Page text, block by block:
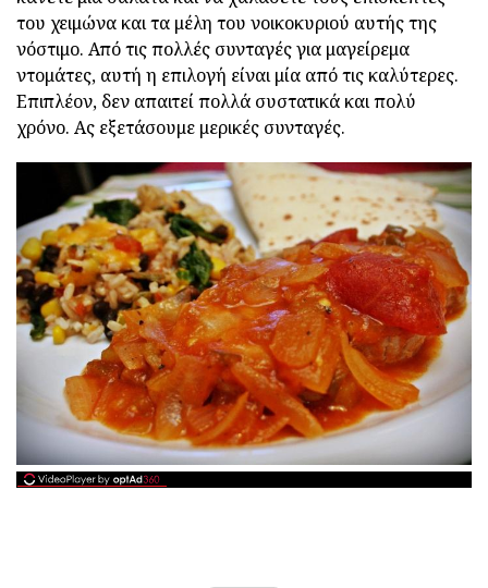
του χειμώνα και τα μέλη του νοικοκυριού αυτής της
νόστιμο. Από τις πολλές συνταγές για μαγείρεμα
ντομάτες, αυτή η επιλογή είναι μία από τις καλύτερες.
Επιπλέον, δεν απαιτεί πολλά συστατικά και πολύ
χρόνο. Ας εξετάσουμε μερικές συνταγές.